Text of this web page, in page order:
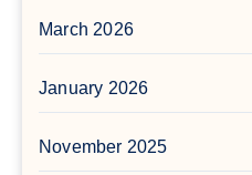
March 2026
January 2026
November 2025